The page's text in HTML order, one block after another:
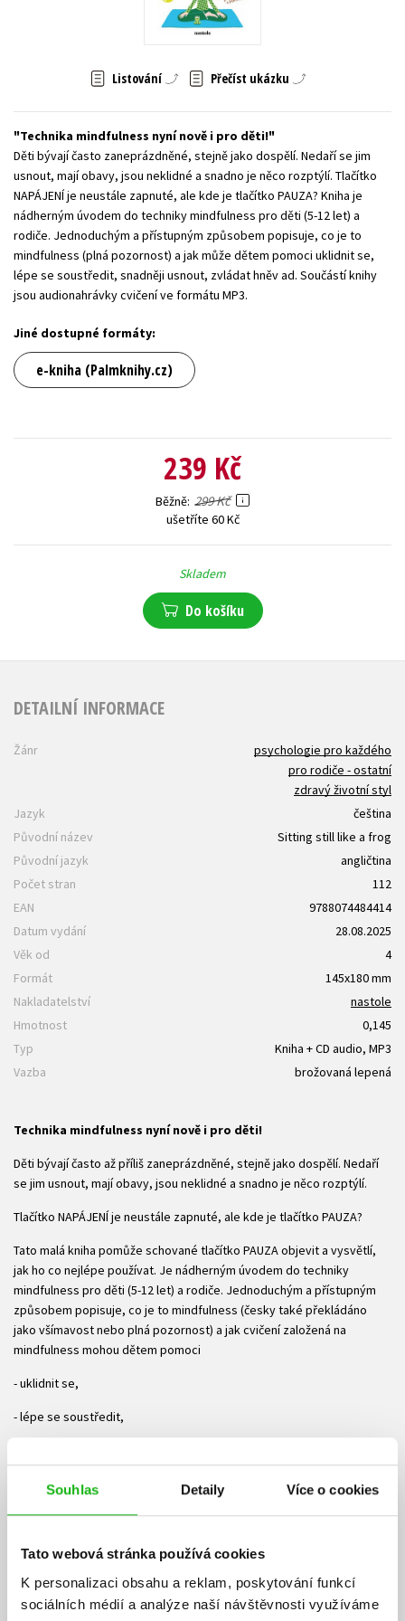
Souhlas Detaily Více o cookies
Tato webová stránka používá cookies
K personalizaci obsahu a reklam, poskytování funkcí
sociálních médií a analýze naší návštěvnosti využíváme
Zahraniční literatura
Všechny tituly
Listování Přečíst ukázku
Technika mindfulness nyní nově i pro děti!
Děti bývají často zaneprázdněné, stejně jako dospělí. Nedaří se jim
usnout, mají obavy, jsou neklidné a snadno je něco rozptýlí. Tlačítko
NAPÁJENÍ je neustále zapnuté, ale kde je tlačítko PAUZA? Kniha je
nádherným úvodem do techniky mindfulness pro děti (5-12 let) a
rodiče. Jednoduchým a přístupným způsobem popisuje, co je to
mindfulness (plná pozornost) a jak může dětem pomoci uklidnit se,
lépe se soustředit, snadněji usnout, zvládat hněv ad. Součástí knihy
jsou audionahrávky cvičení ve formátu MP3.
Jiné dostupné formáty:
e-kniha (Palmknihy.cz)
239 Kč
Běžně 299 Kč
ušetříte 60 Kč
Skladem
Do košíku
DETAILNÍ INFORMACE
Žánr
psychologie pro každého
pro rodiče - ostatní
zdravý životní styl
Jazyk
čeština
Původní název
Sitting still like a frog
Původní jazyk
angličtina
Počet stran
112
EAN
9788074484414
Datum vydání
28.08.2025
Věk od
4
Formát
145x180 mm
Nakladatelství
nastole
Hmotnost
0,145
Typ
Kniha + CD audio, MP3
Vazba
brožovaná lepená
Technika mindfulness nyní nově i pro děti!
Děti bývají často až příliš zaneprázdněné, stejně jako dospělí. Nedaří
se jim usnout, mají obavy, jsou neklidné a snadno je něco rozptýlí.
Tlačítko NAPÁJENÍ je neustále zapnuté, ale kde je tlačítko PAUZA?
Tato malá kniha pomůže schované tlačítko PAUZA objevit a vysvětlí,
jak ho co nejlépe používat. Je nádherným úvodem do techniky
mindfulness pro děti (5-12 let) a rodiče. Jednoduchým a přístupným
způsobem popisuje, co je to mindfulness (česky také překládáno
jako všímavost nebo plná pozornost) a jak cvičení založená na
mindfulness mohou dětem pomoci
- uklidnit se,
- lépe se soustředit,
- zmírnit dětské obavy a strach,
- zvládat hněv ad.
Klidně a pozorně jako žabka je pobídkou ke společnému odpočinku a
Součástí knihy jsou audionahrávky cvičení ve formátu MP3.